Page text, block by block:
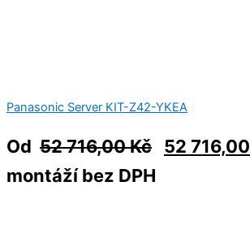
Panasonic Server KIT-Z42-YKEA
Od 52 716,00Kč 52 716,00
montáží bez DPH